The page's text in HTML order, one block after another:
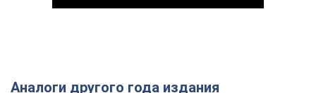
Аналоги другого года издания